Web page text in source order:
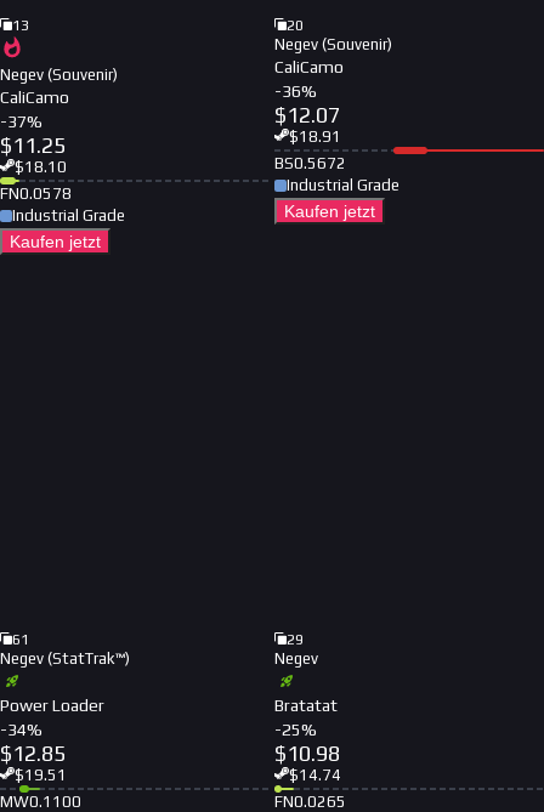
13
Negev (Souvenir)
CaliCamo
-37%
$11.25
$18.10
FN0.0578
Industrial Grade
Kaufen jetzt
20
Negev (Souvenir)
CaliCamo
-36%
$12.07
$18.91
BS0.5672
Industrial Grade
Kaufen jetzt
61
Negev (StatTrak™)
Power Loader
-34%
$12.85
$19.51
MW0.1100
29
Negev
Bratatat
-25%
$10.98
$14.74
FN0.0265